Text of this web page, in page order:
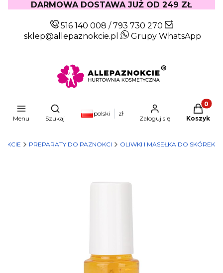
DARMOWA DOSTAWA JUŻ OD 249 ZŁ
516 140 008 /793 730 270
sklep@allepaznokcie.pl
Grupy WhatsApp
Menu
Otwórz wyszukiwarkę
Szukaj
polski zł
Zaloguj się Koszyk
PREPARATY DO PAZNOKCI OLIWKI I MASEŁKA DO SKÓREK